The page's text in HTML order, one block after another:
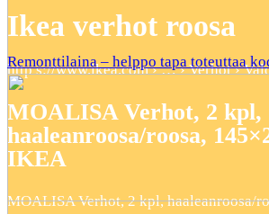
Remonttilaina – helppo tapa toteuttaa
Ikea verhot roosa
http s://www.ikea.com › … › Verhot ›
MOALISA Verhot, 2 kpl,
haaleanroosa/roosa,
IKEA
MOALISA Verhot, 2 kpl, haaleanroosa/